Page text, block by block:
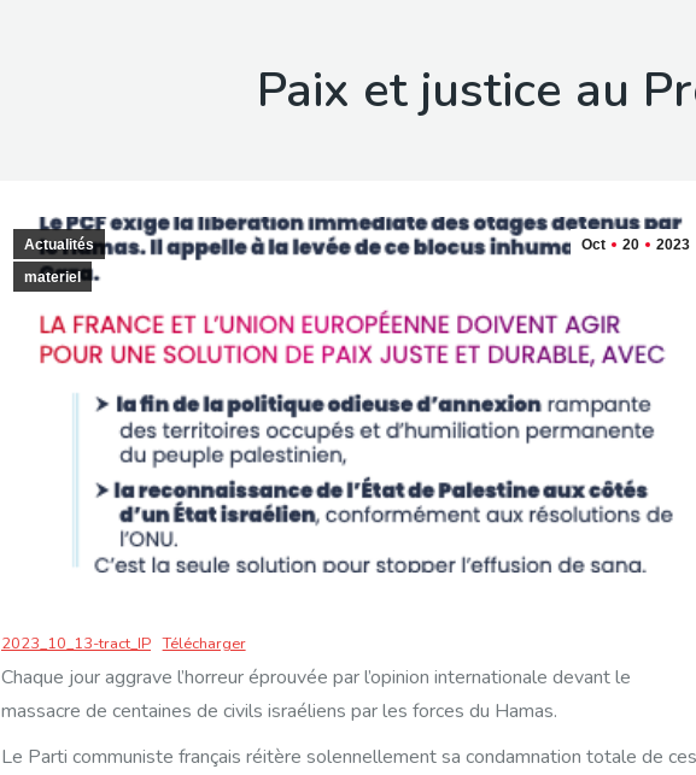
Paix et justice au
Oct 20 2023
Actualités
materiel
2023_10_13-tract_IP Télécharger
Chaque jour aggrave l’horreur éprouvée par l’opinion internationale devant le
massacre de centaines de civils israéliens par les forces du Hamas.
Le Parti communiste français réitère solennellement sa condamnation totale de ces